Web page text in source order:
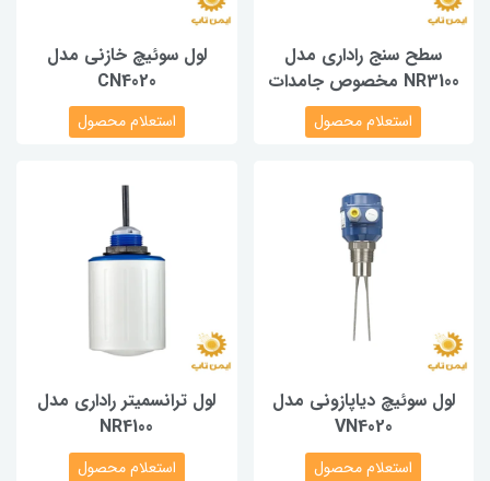
سطح سنج راداری مدل
NR3100 مخصوص جامدات
استعلام محصول
لول سوئیچ خازنی مدل
CN4020
استعلام محصول
لول سوئیچ دیاپازونی مدل
VN4020
استعلام محصول
لول ترانسمیتر راداری مدل
NR4100
استعلام محصول